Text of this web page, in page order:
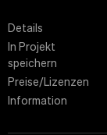
Details
In Projekt
speichern
Preise/Lizenzen
Information